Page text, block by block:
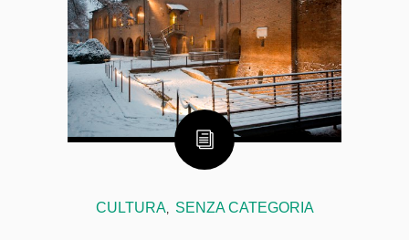
CULTURA, SENZA CATEGORIA